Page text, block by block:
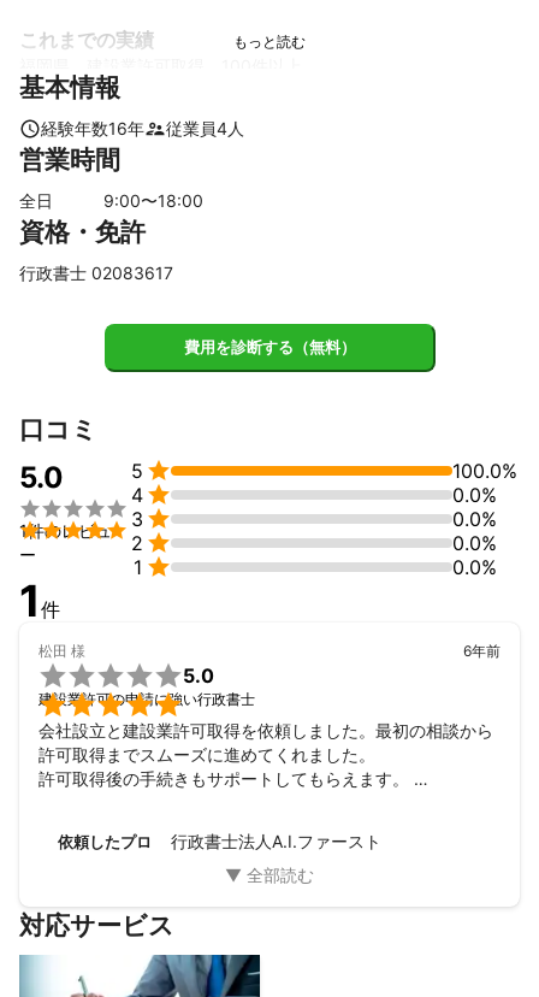
これまでの実績
アピールポイント
福岡県の建設業許可取得に精通しております。
基本情報
経験年数16年 従業員4人
営業時間
全日 9:00〜18:00
資格・免許
行政書士 02083617
費用を診断する（無料）
口コミ
5.0


1件のレビュ
ー
5 
100.0%
4 
0.0%
3 
0.0%
2 
0.0%
1  0.0%
1 件
松田 様


5.0
建設業許可の申請に強い行政書士
6年前
会社設立と建設業許可取得を依頼しました。最初の相談から
許可取得までスムーズに進めてくれました。
許可取得後の手続きもサポートしてもらえます。
依頼したプロ 行政書士法人A.I.ファースト
対応サービス